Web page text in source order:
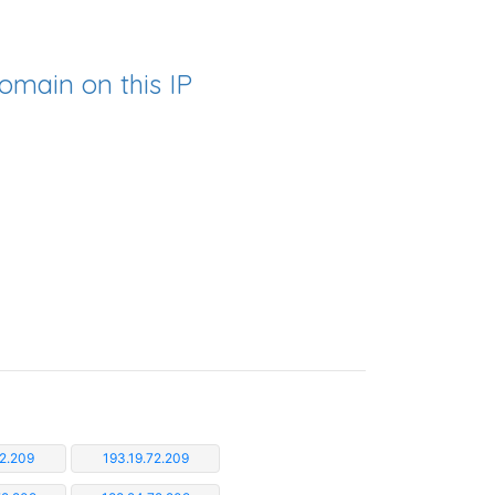
on this IP
193.19.72.209